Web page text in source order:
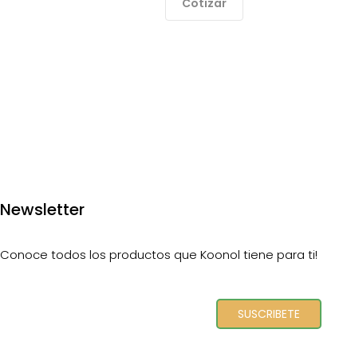
Cotizar
Newsletter
Conoce todos los productos que Koonol tiene para ti!
SUSCRIBETE